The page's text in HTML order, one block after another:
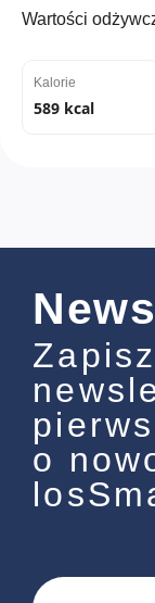
Wartości
Kalorie
589 kcal
o